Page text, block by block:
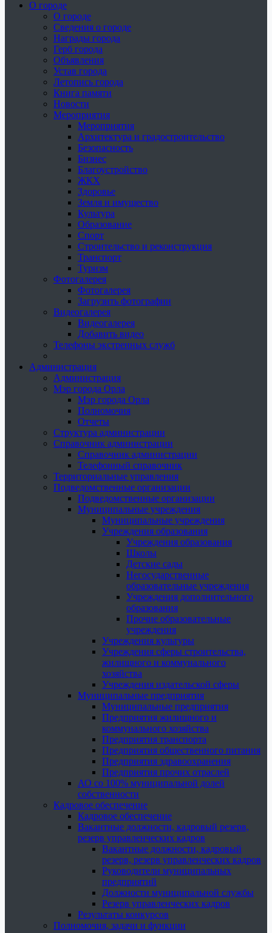
О городе
О городе
Сведения о городе
Награды города
Герб города
Объявления
Устав города
Летопись города
Книга памяти
Новости
Мероприятия
Мероприятия
Архитектура и градостроительство
Безопасность
Бизнес
Благоустройство
ЖКХ
Здоровье
Земля и имущество
Культура
Образование
Спорт
Строительство и реконструкция
Транспорт
Туризм
Фотогалерея
Фотогалерея
Загрузить фотографии
Видеогалерея
Видеогалерея
Добавить видео
Телефоны экстренных служб
Администрация
Администрация
Мэр города Орла
Мэр города Орла
Полномочия
Отчеты
Структура администрации
Справочник администрации
Справочник администрации
Телефонный справочник
Территориальные управления
Подведомственные организации
Подведомственные организации
Муниципальные учреждения
Муниципальные учреждения
Учреждения образования
Учреждения образования
Школы
Детские сады
Негосударственные
образовательные учреждения
Учреждения дополнительного
образования
Прочие образовательные
учреждения
Учреждения культуры
Учреждения сферы строительства,
жилищного и коммунального
хозяйства
Учреждения издательской сферы
Муниципальные предприятия
Муниципальные предприятия
Предприятия жилищного и
коммунального хозяйства
Предприятия транспорта
Предприятия общественного питания
Предприятия здравоохранения
Предприятия прочих отраслей
АО со 100% муниципальной долей
собственности
Кадровое обеспечение
Кадровое обеспечение
Вакантные должности, кадровый резерв,
резерв управленческих кадров
Вакантные должности, кадровый
резерв, резерв управленческих кадров
Руководители муниципальных
предприятий
Должности муниципальной службы
Резерв управленческих кадров
Результаты конкурсов
Полномочия, задачи и функции